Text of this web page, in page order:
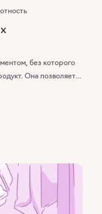
без которого
Она позволяет
переводы
банковских карт.
понятна сразу,